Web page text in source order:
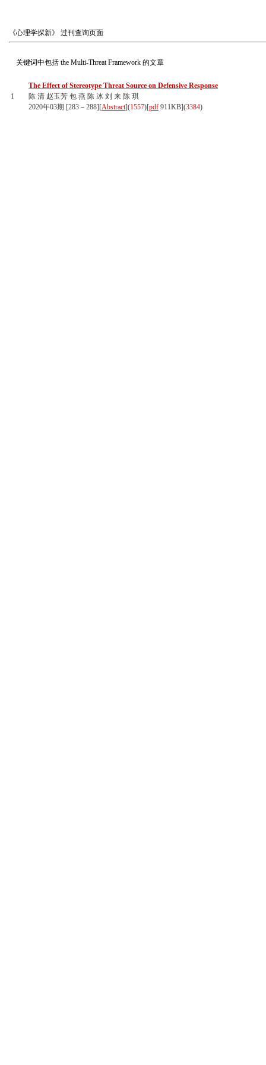
《心理学探新》 过刊查询页面
关键词中包括 the Multi-Threat Framework 的文章
1
The Effect of Stereotype Threat Source on Defensive Response
陈 清 赵玉芳 包 燕 陈 冰 刘 来 陈 琪
2020年03期 [283－288][Abstract](1557)[pdf 911KB](3384)